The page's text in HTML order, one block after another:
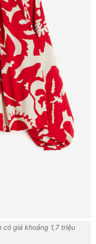
có giá khoảng 1,7 triệu